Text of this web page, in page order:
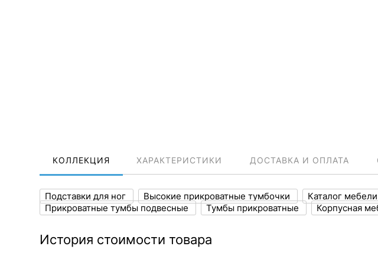
КОЛЛЕКЦИЯ ХАРАКТЕРИСТИКИ ДОСТАВКА И ОПЛАТА
Подставки для ног Высокие прикроватные тумбочки Каталог мебели
Прикроватные тумбы подвесные
Тумбы прикроватные Корпусная
История стоимости товара